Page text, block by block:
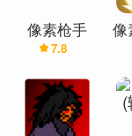
像素枪手
7.8
像